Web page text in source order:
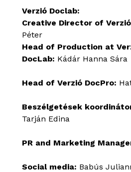
Verzió Doclab:
Creative Director of
Péter
Head of Production at
DocLab: Kádár Hanna Sára
Head of Verzió DocPro:
Beszélgetések
Tarján Edina
PR and Marketing
Social media: Babús